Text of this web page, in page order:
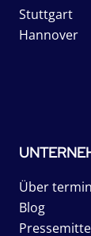
Stuttgart
Hannover
Über
Blog